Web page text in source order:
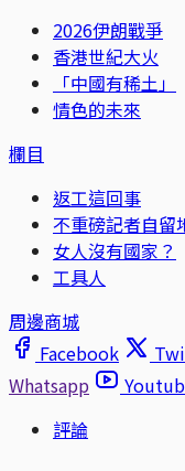
2026伊朗戰爭
香港世紀大火
「中國有稀土」
情色的未來
欄目
返工這回事
不重磅記者自留
女人沒有國家？
工具人
周邊商城
Facebook
Whatsapp
評論